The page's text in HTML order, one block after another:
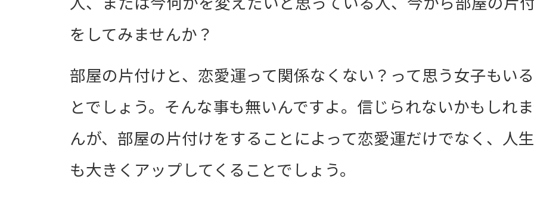
をしてみませんか？
部屋の片付けと、恋愛運って関係なくない？って思う女子もい
とでしょう。そんな事も無いんですよ。信じられないかもしれ
んが、部屋の片付けをすることによって恋愛運だけでなく、人
も大きくアップしてくることでしょう。